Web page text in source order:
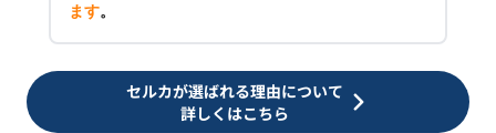
ます。
セルカが選ばれる理由について
詳しくはこちら